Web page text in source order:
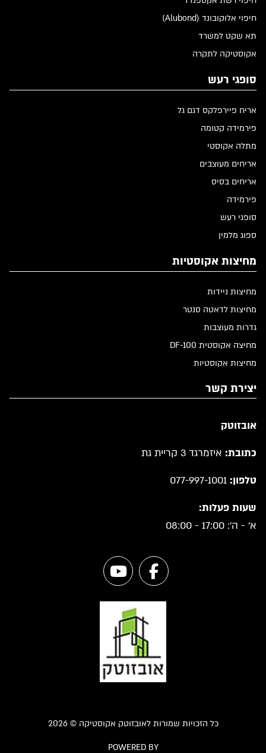
חיפוי אלוקובונד (Alubond)
תא שקט למשרד
אקוסטיקה לתקרה
סופגי רעש
אריח פיירפלקס דגם גל
פירמידה קטומה
מתלה אקוסטי
אריחים מעוצבים
אריחים בסיס
פירמידה
סופגי רעש
ספוג מלמין
מחיצות אקוסטיות
מחיצות ניידות
מחיצות לדאטה סנטר
גדרות מעוצבות
מחיצה אקוסטית DF-100
מחיצות אקוסטיות
יצירת קשר
אובזוטק
כתובת: איזמרגד 3 קריית גת
טלפון: 077-997-1001
שעות פעלות:
א' - ה': 17:00 - 08:00
כל הזכויות שמורות לאובזוטק אקוסטיקה © 2026
POWERED BY